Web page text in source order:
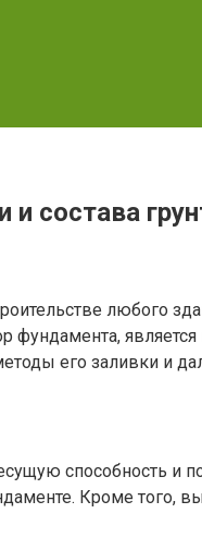
состава
любого
является
его заливки и
способность
Кроме того,